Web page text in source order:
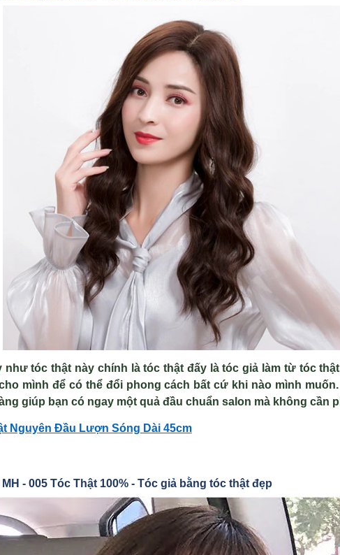
như tóc thật này chính là tóc thật đấy là tóc giả làm từ tóc
mình để có thể đổi phong cách bất cứ khi nào mình
giúp bạn có ngay một quả đầu chuẩn salon mà không cần
Nguyên Đầu Lượn Sóng Dài 45cm
- 005 Tóc Thật 100% - Tóc giả bằng tóc thật đẹp